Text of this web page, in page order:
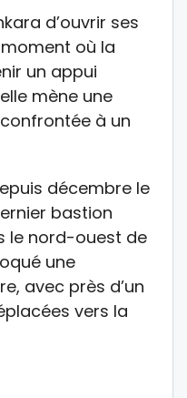
d’ouvrir ses
où la
un appui
mène une
à un
décembre le
bastion
le nord-ouest de
une
avec près d’un
vers la